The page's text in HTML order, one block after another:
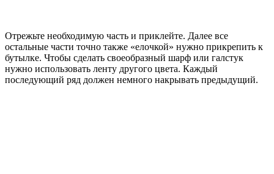
Отрежьте необходимую часть и приклейте. Далее все
остальные части точно также «елочкой» нужно прикрепить к
бутылке. Чтобы сделать своеобразный шарф или галстук
нужно использовать ленту другого цвета. Каждый
последующий ряд должен немного накрывать предыдущий.